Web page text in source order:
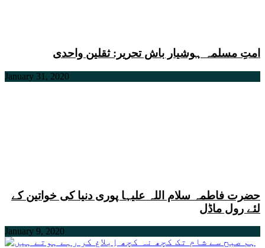
امتِ مسلمہ ہوشیار باش تحریر: ثقلین واحدی
January 31, 2020
حضرت فاطمہ سلام اللہ علیہا پوری دنیا کی خواتین کے
لئے رول ماڈل
January 9, 2020